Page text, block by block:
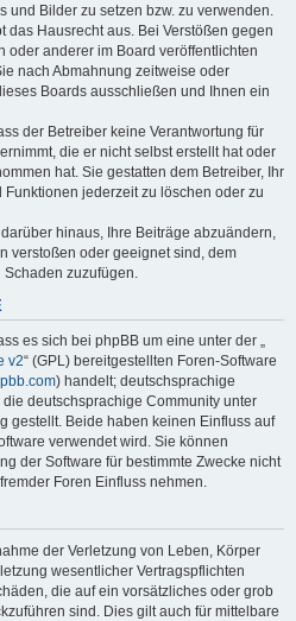
und Bilder zu setzen bzw. zu verwenden.
das Hausrecht aus. Bei Verstößen gegen
oder anderer im Board veröffentlichten
nach Abmahnung zeitweise oder
Boards ausschließen und Ihnen ein
der Betreiber keine Verantwortung für
die er nicht selbst erstellt hat oder
hat. Sie gestatten dem Betreiber, Ihr
jederzeit zu löschen oder zu
hinaus, Ihre Beiträge abzuändern,
verstoßen oder geeignet sind, dem
zuzufügen.
es sich bei phpBB um eine unter der „
v2“ (GPL) bereitgestellten Foren-Software
) handelt; deutschsprachige
deutschsprachige Community unter
gestellt. Beide haben keinen Einfluss auf
verwendet wird. Sie können
der Software für bestimmte Zwecke nicht
Foren Einfluss nehmen.
der Verletzung von Leben, Körper
wesentlicher Vertragspflichten
die auf ein vorsätzliches oder grob
sind. Dies gilt auch für mittelbare